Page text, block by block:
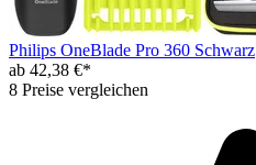
Philips OneBlade Pro 360 Schwarz
ab 42,38 €*
8 Preise vergleichen